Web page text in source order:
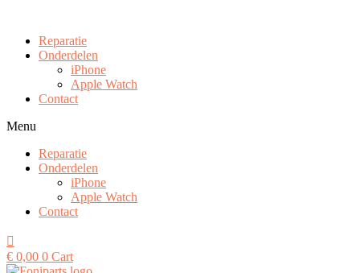
inhoud
Reparatie
Onderdelen
iPhone
Apple Watch
Contact
Menu
Reparatie
Onderdelen
iPhone
Apple Watch
Contact
€ 0,00 0 Cart